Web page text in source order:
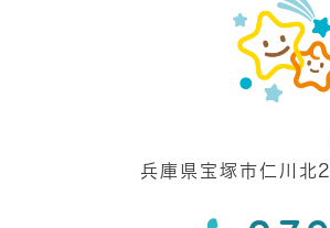
兵庫県宝塚市仁川